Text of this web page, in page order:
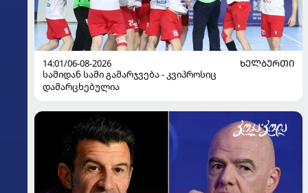
14:01/06-08-2026
ᲮᲔᲚᲑᲣᲠᲗᲘ
სამიდან სამი გამარჯვება - კვიპროსიც
დამარცხებულია